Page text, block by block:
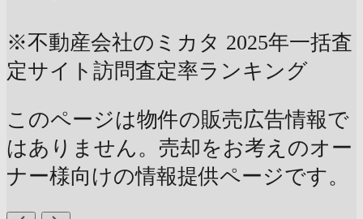
※不動産会社のミカタ 2025年一括査
定サイト訪問査定率ランキング
このページは物件の販売広告情報で
はありません。売却をお考えのオー
ナー様向けの情報提供ページです。